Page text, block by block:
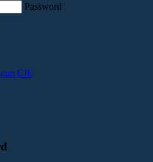
Password
CIE